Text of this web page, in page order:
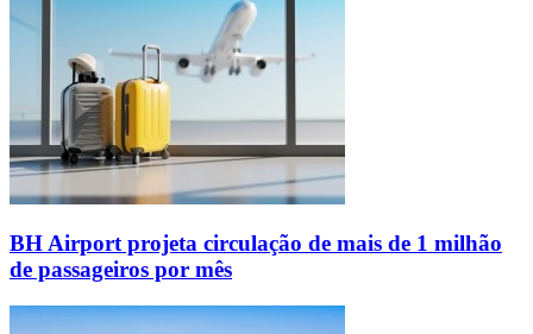
BH Airport projeta circulação de mais de 1 milhão
de passageiros por mês